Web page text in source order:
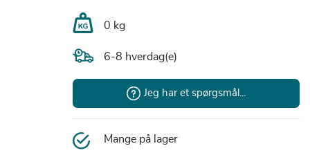
0 kg
6-8 hverdag(e)
Jeg har et spørgsmål...
Mange på lager